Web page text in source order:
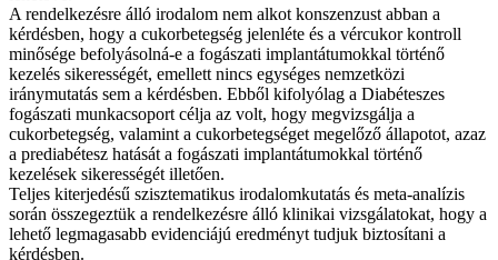
A rendelkezésre álló irodalom nem alkot konszenzust abban a
kérdésben, hogy a cukorbetegség jelenléte és a vércukor kontroll
minősége befolyásolná-e a fogászati implantátumokkal történő
kezelés sikerességét, emellett nincs egységes nemzetközi
iránymutatás sem a kérdésben. Ebből kifolyólag a Diabéteszes
fogászati munkacsoport célja az volt, hogy megvizsgálja a
cukorbetegség, valamint a cukorbetegséget megelőző állapotot, azaz
a prediabétesz hatását a fogászati implantátumokkal történő
kezelések sikerességét illetően.
Teljes kiterjedésű szisztematikus irodalomkutatás és meta-analízis
során összegeztük a rendelkezésre álló klinikai vizsgálatokat, hogy a
lehető legmagasabb evidenciájú eredményt tudjuk biztosítani a
kérdésben.